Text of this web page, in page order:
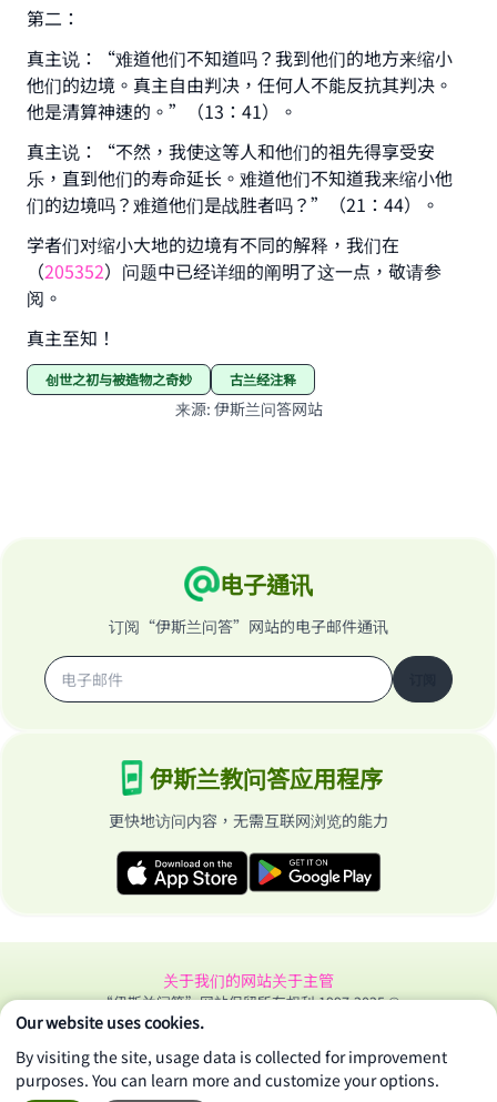
第二：
真主说：“难道他们不知道吗？我到他们的地方来缩小
他们的边境。真主自由判决，任何人不能反抗其判决。
他是清算神速的。”（13：41）。
真主说：“不然，我使这等人和他们的祖先得享受安
乐，直到他们的寿命延长。难道他们不知道我来缩小他
们的边境吗？难道他们是战胜者吗？”（21：44）。
学者们对缩小大地的边境有不同的解释，我们在
（205352）问题中已经详细的阐明了这一点，敬请参
阅。
真主至知！
创世之初与被造物之奇妙 古兰经注释
来源: 伊斯兰问答网站
电子通讯
订阅“伊斯兰问答”网站的电子邮件通讯
伊斯兰教问答应用程序
更快地访问内容，无需互联网浏览的能力
关于我们的网站关于主管
“伊斯兰问答”网站保留所有权利 1997-2025 ©
Support IslamQA
Our website uses cookies.
By visiting the site, usage data is collected for improvement
purposes. You can learn more and customize your options.